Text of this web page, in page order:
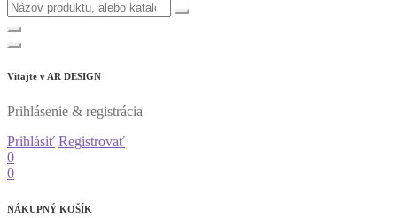
Vitajte v AR DESIGN
Prihlásenie & registrácia
Prihlásiť Registrovať
0
0
NÁKUPNÝ KOŠÍK